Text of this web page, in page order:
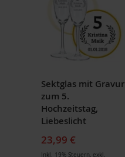
Sektglas mit Gravur
zum 5.
Hochzeitstag,
Liebeslicht
23,99 €
Inkl. 19% Steuern, exkl.